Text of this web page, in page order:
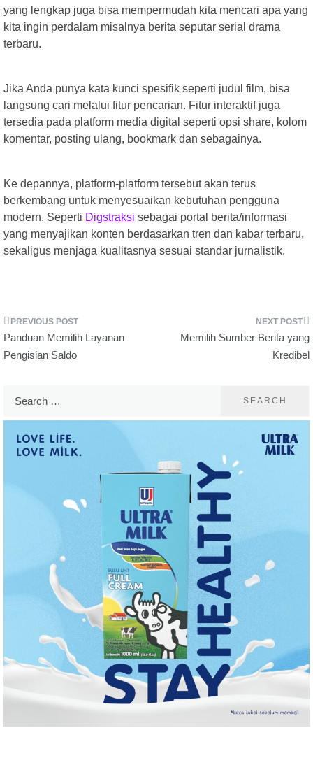
yang lengkap juga bisa mempermudah kita mencari apa yang
kita ingin perdalam misalnya berita seputar serial drama
terbaru.
Jika Anda punya kata kunci spesifik seperti judul film, bisa
langsung cari melalui fitur pencarian. Fitur interaktif juga
tersedia pada platform media digital seperti opsi share, kolom
komentar, posting ulang, bookmark dan sebagainya.
Ke depannya, platform-platform tersebut akan terus
berkembang untuk menyesuaikan kebutuhan pengguna
modern. Seperti Digstraksi sebagai portal berita/informasi
yang menyajikan konten berdasarkan tren dan kabar terbaru,
sekaligus menjaga kualitasnya sesuai standar jurnalistik.
Post
navigation
Panduan Memilih Layanan
Pengisian Saldo
Memilih Sumber Berita yang
Kredibel